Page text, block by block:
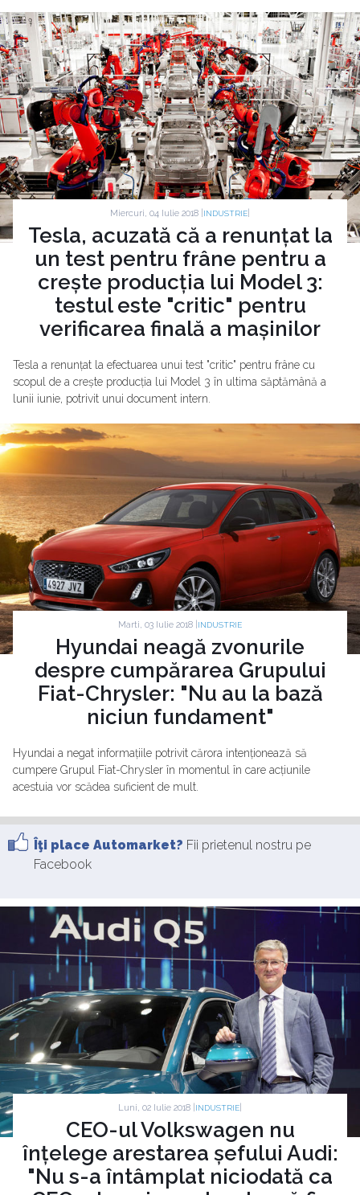
Miercuri, 04 Iulie 2018 | INDUSTRIE
Tesla, acuzată că a renunțat la
un test pentru frâne pentru a
crește producția lui Model 3:
testul este "critic" pentru
verificarea finală a mașinilor
Tesla a renunțat la efectuarea unui test "critic" pentru frâne cu
scopul de a crește producția lui Model 3 în ultima săptămână a
lunii iunie, potrivit unui document intern.
Marti, 03 Iulie 2018 | INDUSTRIE
Hyundai neagă zvonurile
despre cumpărarea Grupului
Fiat-Chrysler: "Nu au la bază
niciun fundament"
Hyundai a negat informațiile potrivit cărora intenționează să
cumpere Grupul Fiat-Chrysler în momentul în care acțiunile
acestuia vor scădea suficient de mult.
Îţi place Automarket? Fii prietenul nostru pe
Facebook
Luni, 02 Iulie 2018 | INDUSTRIE
CEO-ul Volkswagen nu
înțelege arestarea șefului Audi:
"Nu s-a întâmplat niciodată ca